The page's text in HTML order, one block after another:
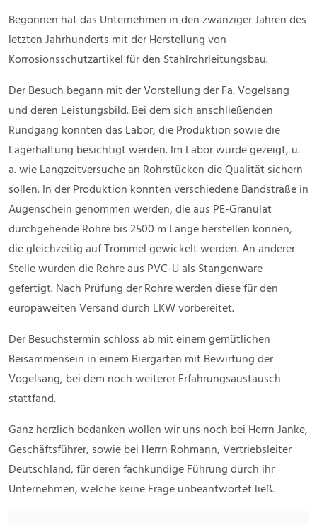
Begonnen hat das Unternehmen in den zwanziger Jahren des
letzten Jahrhunderts mit der Herstellung von
Korrosionsschutzartikel für den Stahlrohrleitungsbau.
Der Besuch begann mit der Vorstellung der Fa. Vogelsang
und deren Leistungsbild. Bei dem sich anschließenden
Rundgang konnten das Labor, die Produktion sowie die
Lagerhaltung besichtigt werden. Im Labor wurde gezeigt, u.
a. wie Langzeitversuche an Rohrstücken die Qualität sichern
sollen. In der Produktion konnten verschiedene Bandstraße in
Augenschein genommen werden, die aus PE-Granulat
durchgehende Rohre bis 2500 m Länge herstellen können,
die gleichzeitig auf Trommel gewickelt werden. An anderer
Stelle wurden die Rohre aus PVC-U als Stangenware
gefertigt. Nach Prüfung der Rohre werden diese für den
europaweiten Versand durch LKW vorbereitet.
Der Besuchstermin schloss ab mit einem gemütlichen
Beisammensein in einem Biergarten mit Bewirtung der
Vogelsang, bei dem noch weiterer Erfahrungsaustausch
stattfand.
Ganz herzlich bedanken wollen wir uns noch bei Herrn Janke,
Geschäftsführer, sowie bei Herrn Rohmann, Vertriebsleiter
Deutschland, für deren fachkundige Führung durch ihr
Unternehmen, welche keine Frage unbeantwortet ließ.